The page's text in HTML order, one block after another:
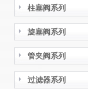
柱塞阀系列
旋塞阀系列
管夹阀系列
过滤器系列